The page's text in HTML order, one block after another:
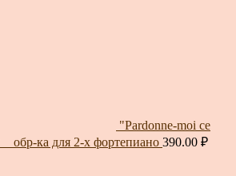
"Pardonne-moi ce
_ обр-ка для 2-х фортепиано 390.00 ₽